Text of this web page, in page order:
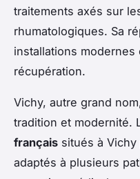
traitements axés sur
rhumatologiques. Sa
installations
récupération.
Vichy, autre grand
tradition et modernité.
français situés à
adaptés à plusieurs